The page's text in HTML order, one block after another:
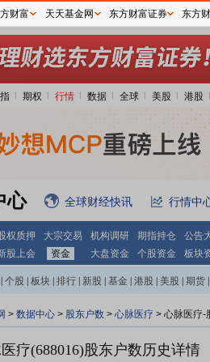
期权 行情 数据 全球 美股 港股
心 全球财经快讯 行情中
权质押 大宗交易 机构调研 期指持仓
公告
股上会 资金 大盘资金 个股资金 板块
个股 板块 排行 新股 基金 港股 美股 期货
> 数据中心 > 股东户数 > 心脉医疗 > 心脉医疗-
疗(688016)股东户数历史详情
财富 天天基金网 东方财富证券 东方